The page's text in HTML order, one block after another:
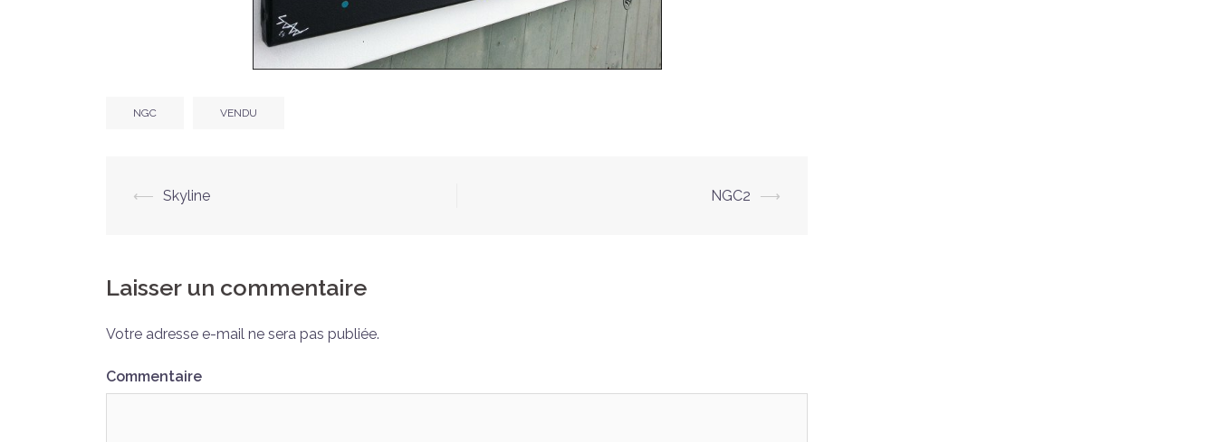
NGC VENDU
Navigation
⟵ Skyline NGC2 ⟶
Laisser un commentaire
Votre adresse e-mail ne sera pas publiée.
Commentaire